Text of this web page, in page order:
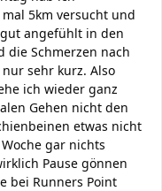
5km versucht und
angefühlt in den
die Schmerzen nach
sehr kurz. Also
ich wieder ganz
Gehen nicht den
etwas nicht
gar nichts
Pause gönnen
bei Runners Point